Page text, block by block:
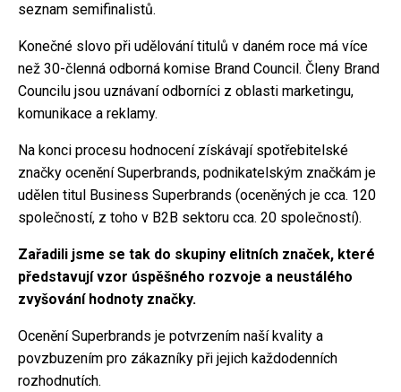
seznam semifinalistů.
Konečné slovo při udělování titulů v daném roce má více
než 30-členná odborná komise Brand Council. Členy Brand
Councilu jsou uznávaní odborníci z oblasti marketingu,
komunikace a reklamy.
Na konci procesu hodnocení získávají spotřebitelské
značky ocenění Superbrands, podnikatelským značkám je
udělen titul Business Superbrands (oceněných je cca. 120
společností, z toho v B2B sektoru cca. 20 společností).
Zařadili jsme se tak do skupiny elitních značek, které
představují vzor úspěšného rozvoje a neustálého
zvyšování hodnoty značky.
Ocenění Superbrands je potvrzením naší kvality a
povzbuzením pro zákazníky při jejich každodenních
rozhodnutích.